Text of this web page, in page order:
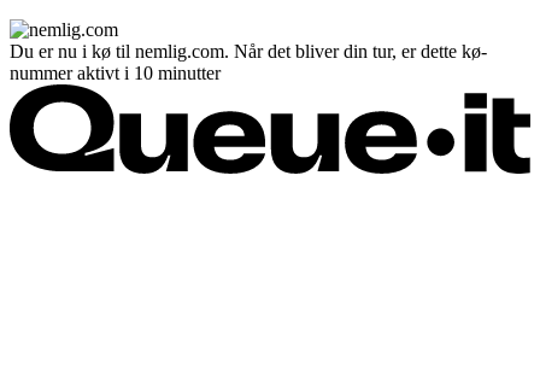
Du er nu i kø til nemlig.com. Når det bliver din tur, er dette kø-
nummer aktivt i 10 minutter